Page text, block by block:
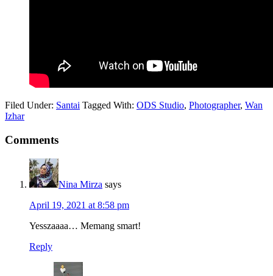
Filed Under: Santai Tagged With: ODS Studio, Photographer, Wan
Izhar
Comments
Nina Mirza says
April 19, 2021 at 8:58 pm
Yesszaaaa… Memang smart!
Reply